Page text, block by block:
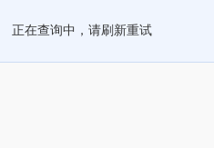
正在查询中，请刷新重试